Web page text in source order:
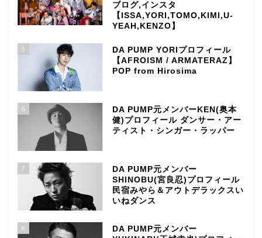
ブログ,インスタ
【ISSA,YORI,TOMO,KIMI,U-
YEAH,KENZO】
5
DA PUMP YORIプロフィール
【AFROISM / ARMATERAZ】
POP from Hirosima
6
DA PUMP元メンバーKEN(奥本
健)プロフィール ダンサー・アー
ティスト・シンガー・ラッパー
7
DA PUMP元メンバー
SHINOBU(宮良忍)プロフィール
民宿みやら＆アウトデラックスい
いねダンス
8
DA PUMP元メンバー